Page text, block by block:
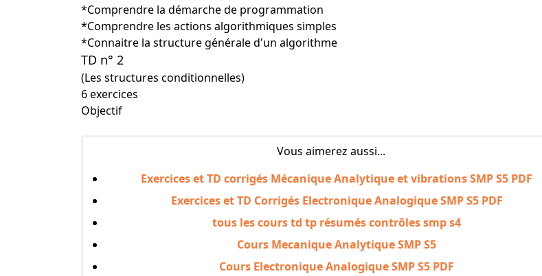
*Comprendre la démarche de programmation
*Comprendre les actions algorithmiques simples
*Connaitre la structure générale d'un algorithme
TD n° 2
(Les structures conditionnelles)
6 exercices
Objectif
Vous aimerez aussi...
Exercices et TD corrigés Mécanique Analytique et vibrations SMP S5 PDF
Exercices et TD Corrigés Electronique Analogique SMP S5 PDF
tous les cours td tp résumés contrôles smp s4
Cours Mecanique Analytique SMP S5
Cours Electronique Analogique SMP S5 PDF